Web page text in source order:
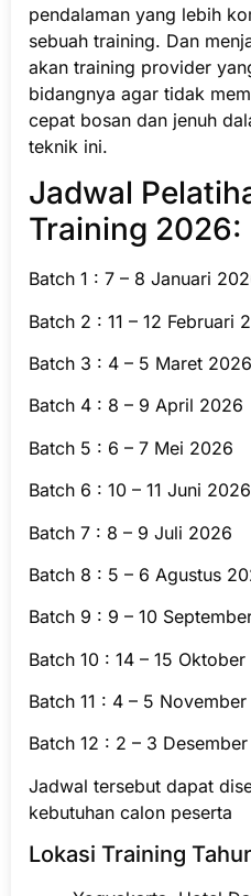
pendalaman yang lebih
sebuah training. Dan
akan training provider
bidangnya agar tidak
cepat bosan dan jenuh
teknik ini.
Jadwal
Training 2026:
Batch 1 : 7 – 8 Januari
Batch 2 : 11 – 12 Februari
Batch 3 : 4 – 5 Maret 2026
Batch 4 : 8 – 9 April 2026
Batch 5 : 6 – 7 Mei 2026
Batch 6 : 10 – 11 Juni 2026
Batch 7 : 8 – 9 Juli 2026
Batch 8 : 5 – 6 Agustus
Batch 9 : 9 – 10
Batch 10 : 14 – 15
Batch 11 : 4 – 5
Batch 12 : 2 – 3
Jadwal tersebut dapat
kebutuhan calon peserta
Lokasi Training